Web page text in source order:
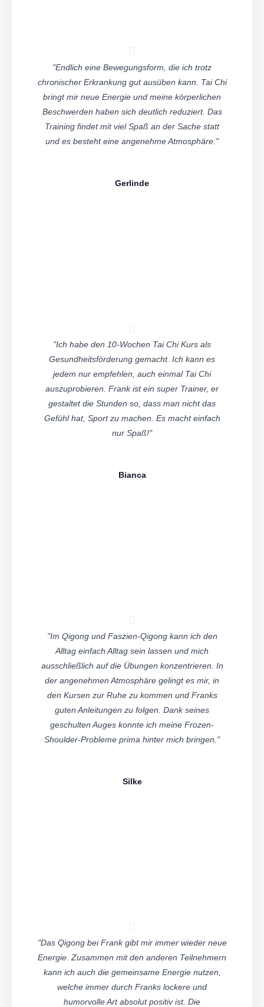
"Endlich eine Bewegungsform, die ich trotz
chronischer Erkrankung gut ausüben kann. Tai Chi
bringt mir neue Energie und meine körperlichen
Beschwerden haben sich deutlich reduziert. Das
Training findet mit viel Spaß an der Sache statt
und es besteht eine angenehme Atmosphäre."
Gerlinde
"Ich habe den 10-Wochen Tai Chi Kurs als
Gesundheitsförderung gemacht. Ich kann es
jedem nur empfehlen, auch einmal Tai Chi
auszuprobieren. Frank ist ein super Trainer, er
gestaltet die Stunden so, dass man nicht das
Gefühl hat, Sport zu machen. Es macht einfach
nur Spaß!"
Bianca
"Im Qigong und Faszien-Qigong kann ich den
Alltag einfach Alltag sein lassen und mich
ausschließlich auf die Übungen konzentrieren. In
der angenehmen Atmosphäre gelingt es mir, in
den Kursen zur Ruhe zu kommen und Franks
guten Anleitungen zu folgen. Dank seines
geschulten Auges konnte ich meine Frozen-
Shoulder-Probleme prima hinter mich bringen."
Silke
"Das Qigong bei Frank gibt mir immer wieder neue
Energie. Zusammen mit den anderen Teilnehmern
kann ich auch die gemeinsame Energie nutzen,
welche immer durch Franks lockere und
humorvolle Art absolut positiv ist. Die